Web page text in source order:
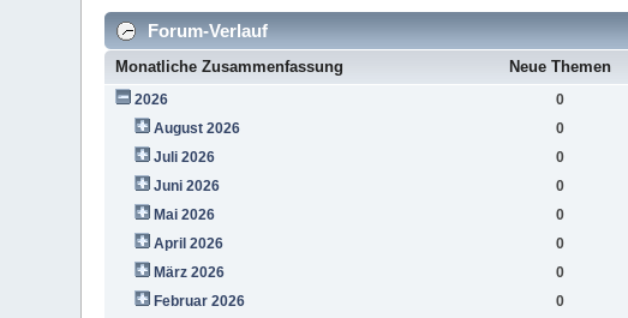
Forum-Verlauf
Monatliche Zusammenfassung Neue Themen
2026 0
August 2026
0
Juli 2026
0
Juni 2026
0
Mai 2026
0
April 2026
0
März 2026
0
Februar 2026
0